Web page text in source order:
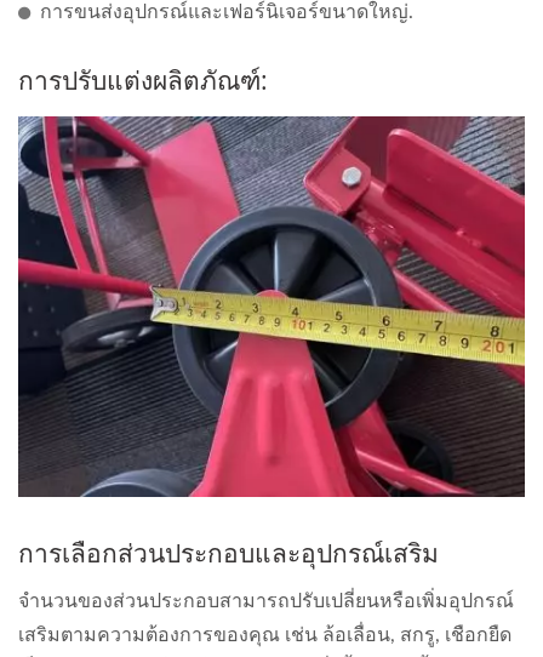
การขนส่งอุปกรณ์และเฟอร์นิเจอร์ขนาดใหญ่.
การปรับแต่งผลิตภัณฑ์:
การเลือกส่วนประกอบและอุปกรณ์เสริม
จำนวนของส่วนประกอบสามารถปรับเปลี่ยนหรือเพิ่มอุปกรณ์
เสริมตามความต้องการของคุณ เช่น ล้อเลื่อน, สกรู, เชือกยืด